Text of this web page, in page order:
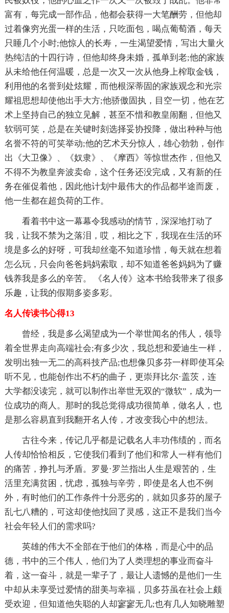
富有，每完成一部作品，他都会获得一大笔酬劳，但他却
过着像穷光蛋一样的生活，只吃面包，喝点葡萄酒，每天
只睡几个小时;他惊人的长寿，一生渴望爱情，写出大量火
热纯洁的十四行诗，但他却终身未婚，孤单到老;他的家族
从未给他任何温暖，总是一次又一次从他身上榨取金钱，
利用他的名誉到处炫耀，而他根深蒂固的家族观念和光宗
耀祖思想却使他出手大方;他骄傲固执，目空一切，他在艺
术上坚持自己的独立见解，甚至不惜和教皇闹翻，但他又
软弱可笑，总是在关键时刻选择妥协投降，做出种种与他
名誉不符的可笑举动;他的艺术天分惊人，雄心勃勃，创作
出《大卫像》、《奴隶》、《摩西》等惊世杰作，但他又
不得不为教皇奔波卖命，这个任务还没完成，又有新的任
务在催促着他，因此他计划中最伟大的作品都半途而废，
他一生都在超负荷的工作。
看着书中这一幕幕令我感动的情节，深深地打动了
我，让我不禁为之落泪，哎，相比之下，我现在生活的环
境是多么的好呀，可我却丝毫不知道珍惜，每天就在想着
怎么玩，只会向爸爸妈妈索取，却不知道爸爸妈妈为了赚
钱养我是多么的辛苦。 《名人传》这本书给我带来了很多
乐趣，让我的假期多姿多彩。
名人传读书心得13
曾经，我是多么渴望成为一个举世闻名的伟人，领导
着全世界走向高端社会;有多少次，我总想和爱迪生一样，
发明出独一无二的高科技产品;也想像贝多芬一样即使耳朵
听不见，也能创作出不朽的曲子，更崇拜比尔·盖茨，连
大学都没读完，就可以制作出举世无双的“微软”，成为一
位成功的商人。那时的我总觉得成功很简单，做名人，也
是那么容易直到我翻开名人传，才改变我心中的想法。
古往今来，传记几乎都是记载名人丰功伟绩的，而名
人传却恰恰相反，它使我们看到了他们和常人一样有他们
的痛苦，挣扎与矛盾。罗曼·罗兰指出人生是艰苦的，生
活里充满贫困，忧虑，孤独与辛劳，即使是名人也不例
外，有时他们的工作条件十分恶劣的，就如贝多芬的屋子
乱七八糟的，可这却使他找回了灵感，这正不是我们当今
社会年轻人们的需求吗?
英雄的伟大不全部在于他们的体格，而是心中的品
德，书中的三个伟人，他们为了人类理想的事业而奋斗
着，这一奋斗，就是一辈子了，最让人遗憾的是他们一生
中却从未享受过爱情的甜美与幸福，贝多芬虽在社会上颇
受欢迎，但知道他失聪的人却寥寥无几;也有几人知晓雕塑